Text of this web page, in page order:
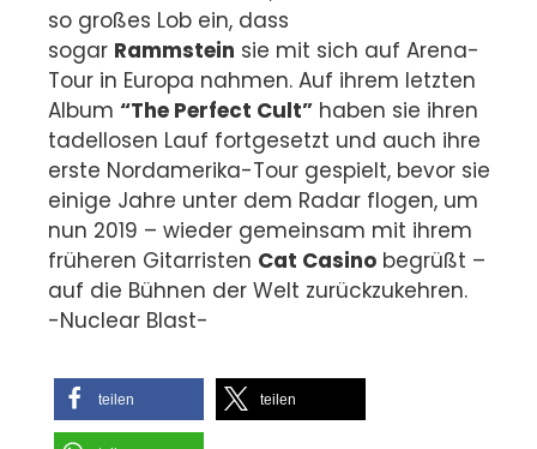
so großes Lob ein, dass
sogar Rammstein sie mit sich auf Arena-
Tour in Europa nahmen. Auf ihrem letzten
Album “The Perfect Cult” haben sie ihren
tadellosen Lauf fortgesetzt und auch ihre
erste Nordamerika-Tour gespielt, bevor sie
einige Jahre unter dem Radar flogen, um
nun 2019 – wieder gemeinsam mit ihrem
früheren Gitarristen Cat Casino begrüßt –
auf die Bühnen der Welt zurückzukehren.
-Nuclear Blast-
teilen teilen